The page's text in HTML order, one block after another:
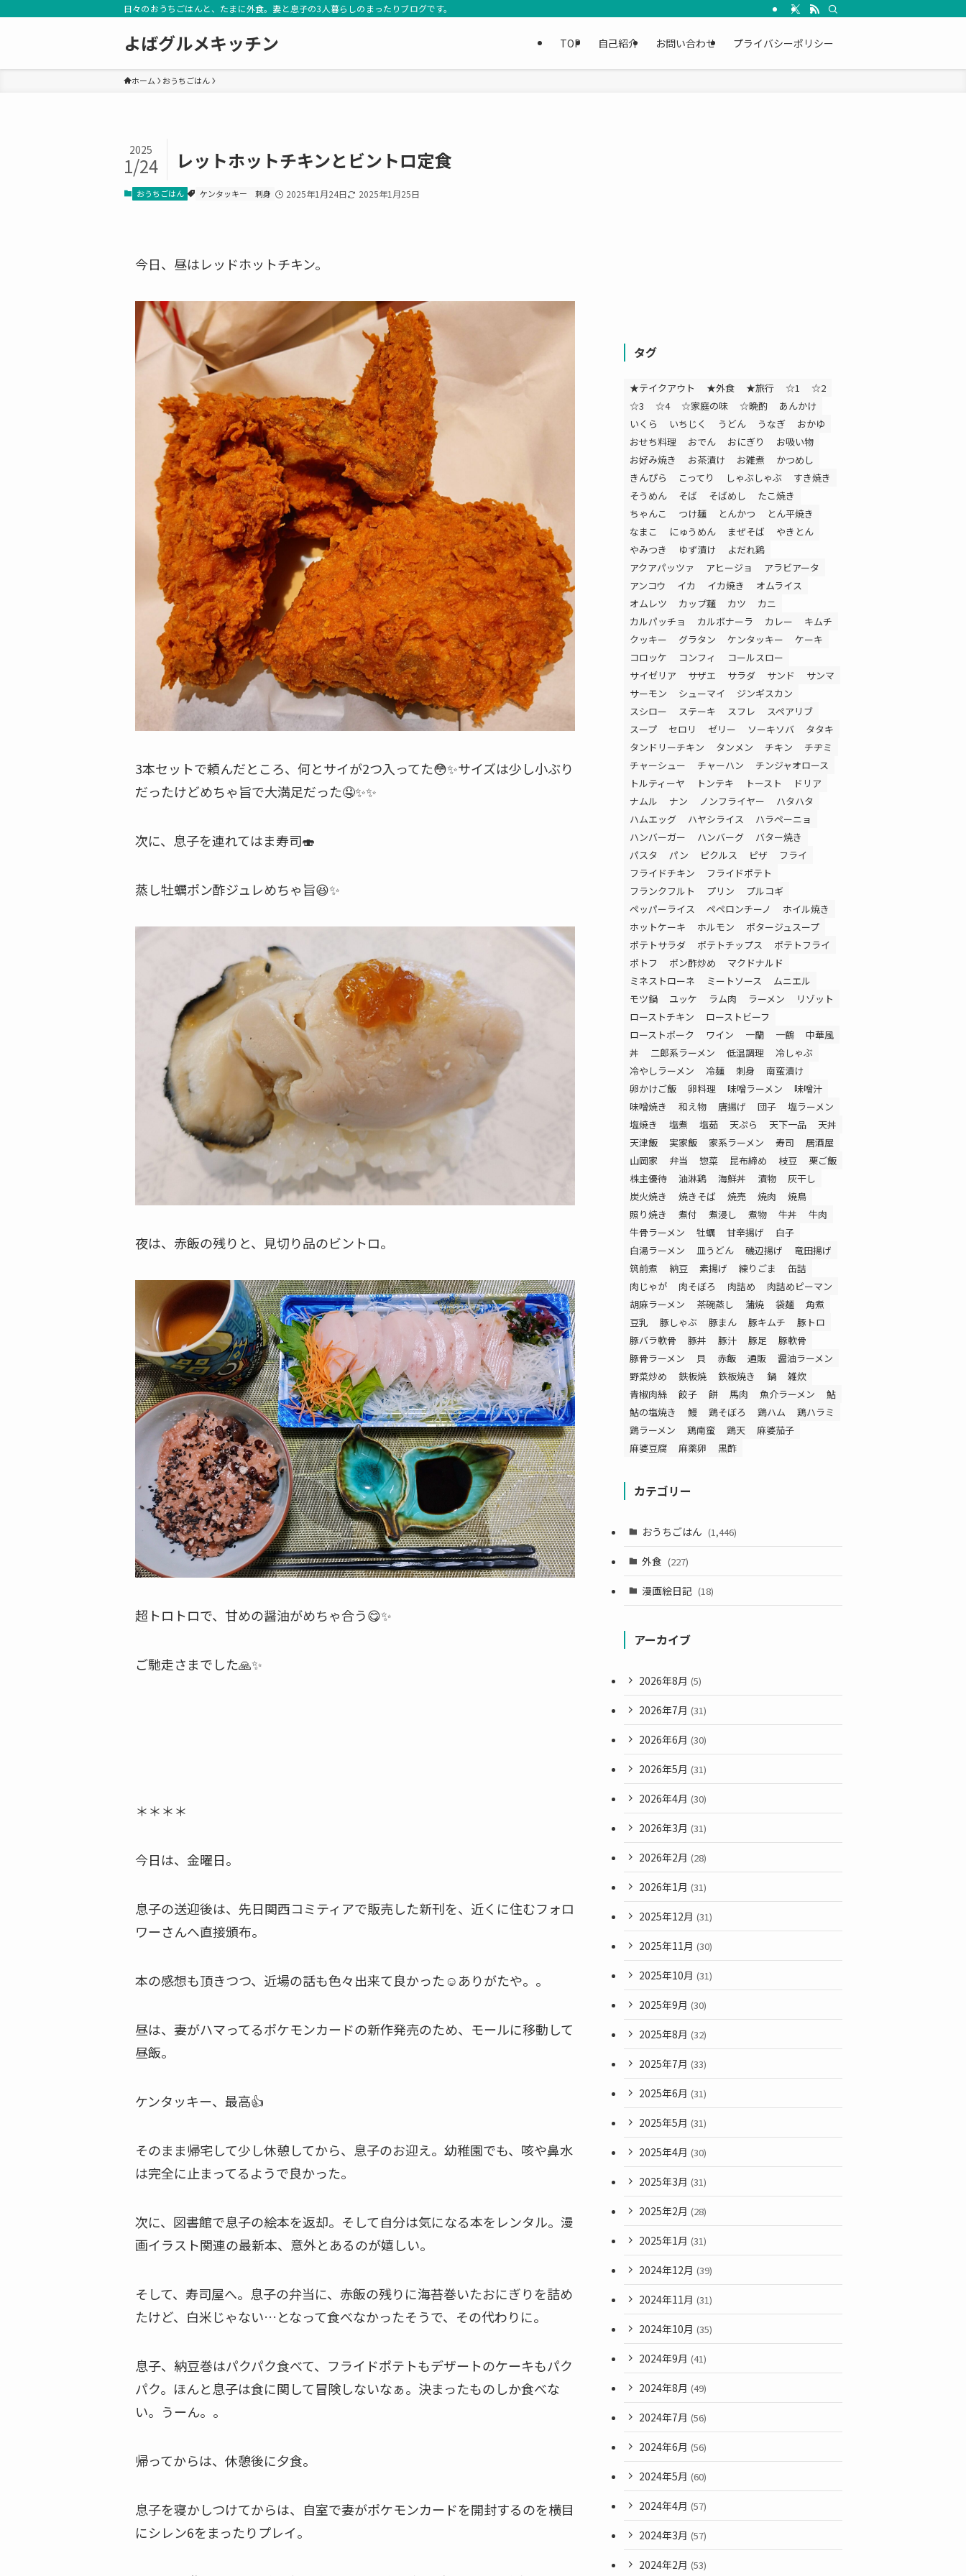
日々のおうちごはんと、たまに外食。妻と息子の3人暮らしのまったりブログです。
よばグルメキッチン TOP 自己紹介 お問い合わせ プライバシーポリシー
ホーム おうちごはん
レットホットチキンとビントロ定食
2025
1/24
おうちごはん ケンタッキー 刺身 2025年1月24日 2025年1月25日
今日、昼はレッドホットチキン。
3本セットで頼んだところ、何とサイが2つ入ってた😳✨サイズは少し小ぶり
だったけどめちゃ旨で大満足だった🤤✨✨
次に、息子を連れてはま寿司🍣
蒸し牡蠣ポン酢ジュレめちゃ旨😆✨
夜は、赤飯の残りと、見切り品のビントロ。
超トロトロで、甘めの醤油がめちゃ合う😋✨
ご馳走さまでした🙏✨
＊＊＊＊
今日は、金曜日。
息子の送迎後は、先日関西コミティアで販売した新刊を、近くに住むフォロ
ワーさんへ直接頒布。
本の感想も頂きつつ、近場の話も色々出来て良かった☺️ありがたや。。
昼は、妻がハマってるポケモンカードの新作発売のため、モールに移動して
昼飯。
ケンタッキー、最高👍
そのまま帰宅して少し休憩してから、息子のお迎え。幼稚園でも、咳や鼻水
は完全に止まってるようで良かった。
次に、図書館で息子の絵本を返却。そして自分は気になる本をレンタル。漫
画イラスト関連の最新本、意外とあるのが嬉しい。
そして、寿司屋へ。息子の弁当に、赤飯の残りに海苔巻いたおにぎりを詰め
たけど、白米じゃない…となって食べなかったそうで、その代わりに。
息子、納豆巻はパクパク食べて、フライドポテトもデザートのケーキもパク
パク。ほんと息子は食に関して冒険しないなぁ。決まったものしか食べな
い。うーん。。
帰ってからは、休憩後に夕食。
息子を寝かしつけてからは、自室で妻がポケモンカードを開封するのを横目
にシレン6をまったりプレイ。
タグ
★テイクアウト ★外食 ★旅行 ☆1
☆2
☆3
☆4 ☆家庭の味 ☆晩酌
あんかけ
いくら
いちじく うどん うなぎ
おかゆ
おせち料理
おでん おにぎり
お吸い物
お好み焼き
お茶漬け お雑煮
かつめし
きんぴら
こってり しゃぶしゃぶ
すき焼き
そうめん
そば そばめし
たこ焼き
ちゃんこ
つけ麺 とんかつ
とん平焼き
なまこ
にゅうめん まぜそば
やきとん
やみつき
ゆず漬け
よだれ鶏
アクアパッツァ
アヒージョ
アラビアータ
アンコウ
イカ イカ焼き
オムライス
オムレツ
カップ麺 カツ
カニ
カルパッチョ
カルボナーラ カレー
キムチ
クッキー
グラタン ケンタッキー
ケーキ
コロッケ
コンフィ
コールスロー
サイゼリア
サザエ サラダ サンド
サンマ
サーモン
シューマイ
ジンギスカン
スシロー
ステーキ スフレ
スペアリブ
スープ
セロリ ゼリー ソーキソバ
タタキ
タンドリーチキン
タンメン チキン
チヂミ
チャーシュー
チャーハン
チンジャオロース
トルティーヤ
トンテキ トースト
ドリア
ナムル
ナン ノンフライヤー
ハタハタ
ハムエッグ
ハヤシライス
ハラペーニョ
ハンバーガー
ハンバーグ
バター焼き
パスタ
パン ピクルス ピザ
フライ
フライドチキン
フライドポテト
フランクフルト
プリン
プルコギ
ペッパーライス
ペペロンチーノ
ホイル焼き
ホットケーキ
ホルモン
ポタージュスープ
ポテトサラダ
ポテトチップス
ポテトフライ
ポトフ
ポン酢炒め
マクドナルド
ミネストローネ
ミートソース
ムニエル
モツ鍋
ユッケ ラム肉 ラーメン
リゾット
ローストチキン
ローストビーフ
ローストポーク
ワイン 一蘭 一鶴
中華風
丼
二郎系ラーメン 低温調理
冷しゃぶ
冷やしラーメン
冷麺 刺身
南蛮漬け
卵かけご飯
卵料理 味噌ラーメン
味噌汁
味噌焼き
和え物 唐揚げ 団子
塩ラーメン
塩焼き
塩煮 塩茹 天ぷら 天下一品
天丼
天津飯
実家飯 家系ラーメン 寿司
居酒屋
山岡家
弁当 惣菜 昆布締め 枝豆
栗ご飯
株主優待
油淋鶏 海鮮丼 漬物
灰干し
炭火焼き
焼きそば 焼売 焼肉
焼鳥
照り焼き
煮付 煮浸し 煮物 牛丼
牛肉
牛骨ラーメン
牡蠣 甘辛揚げ
白子
白湯ラーメン
皿うどん 磯辺揚げ
竜田揚げ
筑前煮
納豆 素揚げ 練りごま
缶詰
肉じゃが
肉そぼろ 肉詰め
肉詰めピーマン
胡麻ラーメン
茶碗蒸し 蒲焼 袋麺
角煮
豆乳
豚しゃぶ 豚まん 豚キムチ
豚トロ
豚バラ軟骨
豚丼 豚汁 豚足
豚軟骨
豚骨ラーメン
貝 赤飯 通販
醤油ラーメン
野菜炒め
鉄板焼 鉄板焼き 鍋
雑炊
青椒肉絲
餃子 餅 馬肉 魚介ラーメン
鮎
鮎の塩焼き
鰻 鶏そぼろ 鶏ハム
鶏ハラミ
鶏ラーメン
鶏南蛮 鶏天
麻婆茄子
麻婆豆腐
麻薬卵 黒酢
カテゴリー
おうちごはん (1,446)
外食 (227)
漫画絵日記 (18)
アーカイブ
2026年8月 (5)
2026年7月 (31)
2026年6月 (30)
2026年5月 (31)
2026年4月 (30)
2026年3月 (31)
2026年2月 (28)
2026年1月 (31)
2025年12月 (31)
2025年11月 (30)
2025年10月 (31)
2025年9月 (30)
2025年8月 (32)
2025年7月 (33)
2025年6月 (31)
2025年5月 (31)
2025年4月 (30)
2025年3月 (31)
2025年2月 (28)
2025年1月 (31)
2024年12月 (39)
2024年11月 (31)
2024年10月 (35)
2024年9月 (41)
2024年8月 (49)
2024年7月 (56)
2024年6月 (56)
2024年5月 (60)
2024年4月 (57)
2024年3月 (57)
2024年2月 (53)